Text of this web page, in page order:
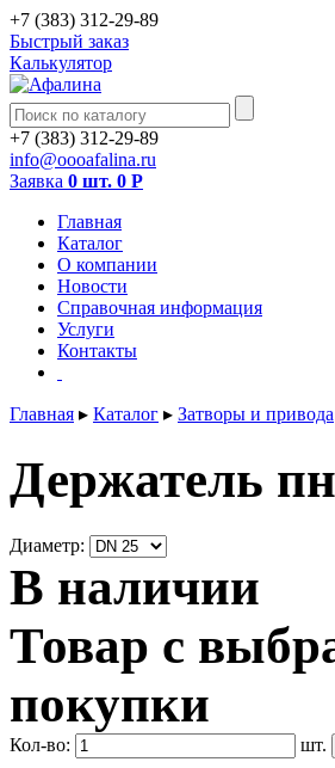
+7 (383) 312-29-89
Быстрый заказ
Калькулятор
+7 (383) 312-29-89
info@oooafalina.ru
Заявка 0 шт. 0 Р
Главная
Каталог
О компании
Новости
Справочная информация
Услуги
Контакты
Главная ▸ Каталог ▸ Затворы и привода
Держатель
Диаметр:
В наличии
Товар с
покупки
Кол-во: шт.